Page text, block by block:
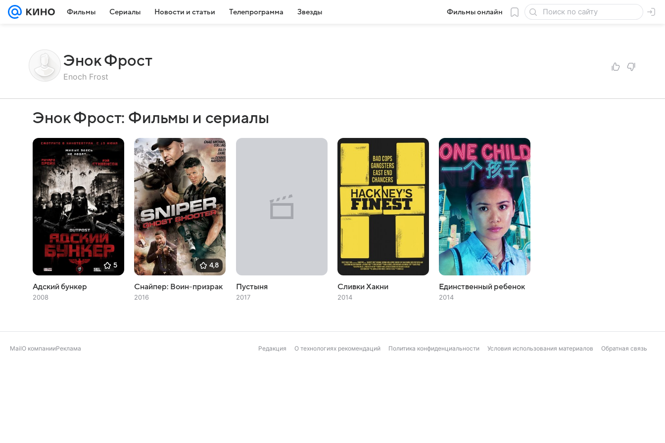
Фильмы Сериалы Новости и статьи Телепрограмма Звезды Фильмы онлайн
Энок Фрост
Enoch Frost
Энок Фрост: Фильмы и сериалы
5
Адский бункер
2008
4,8
Снайпер: Воин-призрак
2016
Пустыня
2017
Сливки Хакни
2014
Единственный ребенок
2014
MailО компанииРеклама Редакция О технологиях рекомендаций Политика конфиденциальности Условия использования материалов Обратная связь